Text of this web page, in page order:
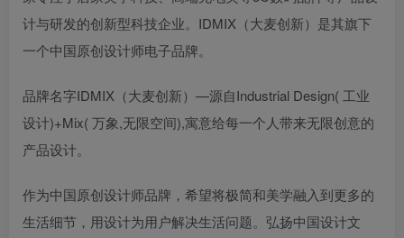
计与研发的创新型科技企业。IDMIX（大麦创新）是其旗下
一个中国原创设计师电子品牌。
品牌名字IDMIX（大麦创新）—源自Industrial Design( 工业
设计)+Mix( 万象,无限空间),寓意给每一个人带来无限创意的
产品设计。
作为中国原创设计师品牌，希望将极简和美学融入到更多的
生活细节，用设计为用户解决生活问题。弘扬中国设计文